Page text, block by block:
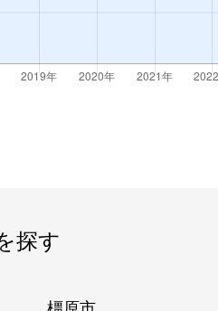
探す